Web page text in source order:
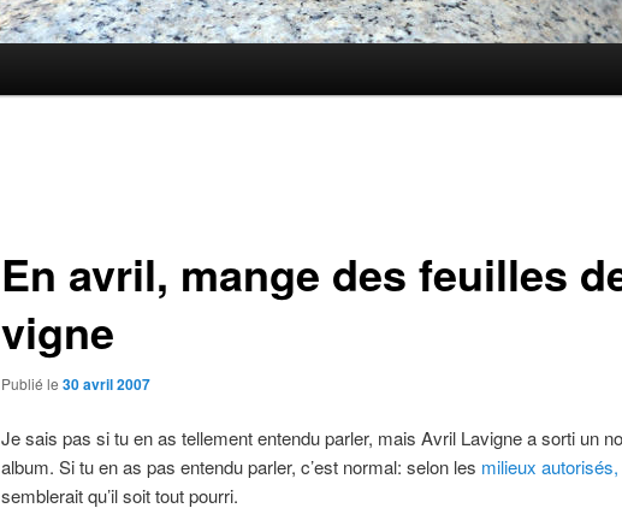
En avril, mange des feuilles
vigne
Publié le 30 avril 2007
Je sais pas si tu en as tellement entendu parler, mais Avril Lavigne a sorti un
album. Si tu en as pas entendu parler, c’est normal: selon les milieux autorisés,
semblerait qu’il soit tout pourri.